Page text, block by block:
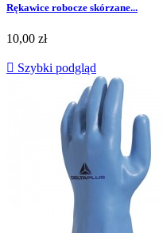
Rękawice robocze skórzane...
Cena
10,00 zł
 Szybki podgląd